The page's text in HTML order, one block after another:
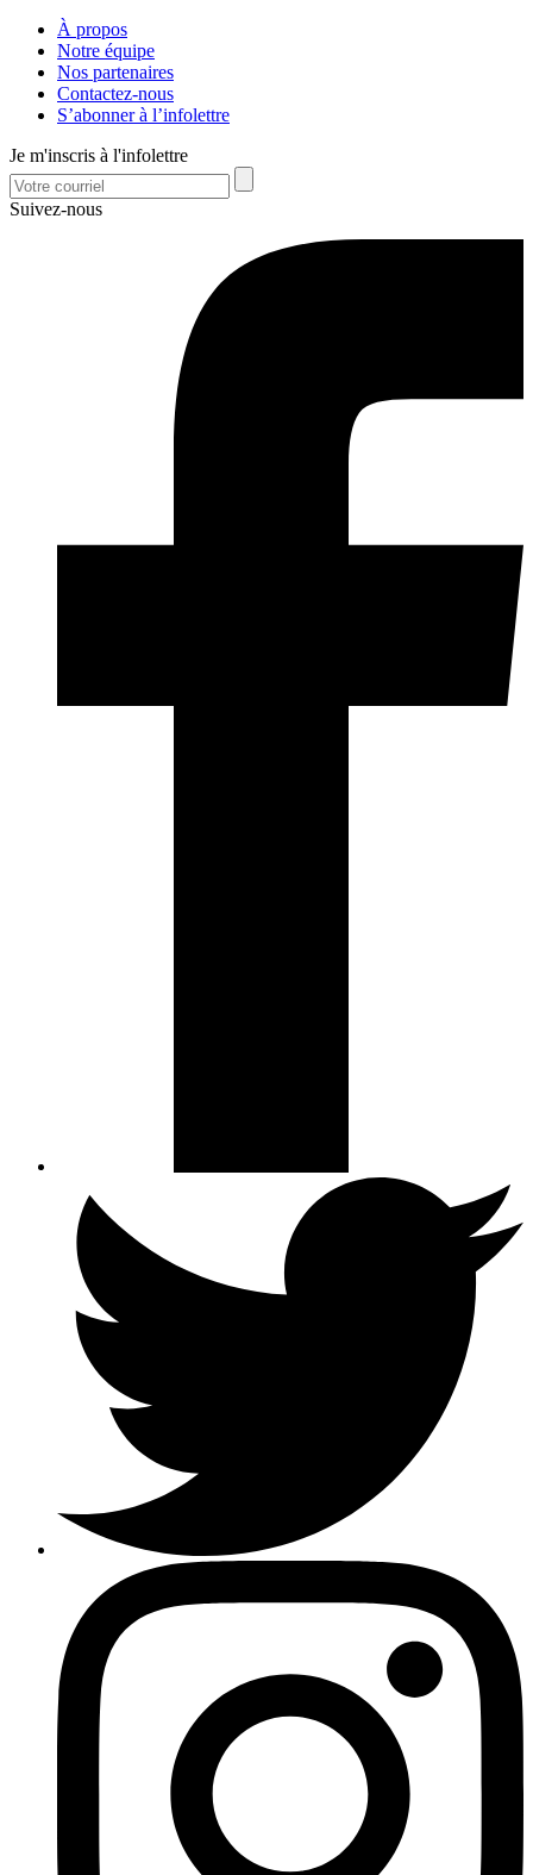
À propos
Notre équipe
Nos partenaires
Contactez-nous
S’abonner à l’infolettre
Je m'inscris à l'infolettre
Suivez-nous